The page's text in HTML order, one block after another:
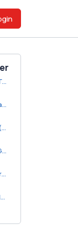
John Hidalgo - Dime Que Te Pasa.mp3
Alexis Y Fido - A Ti Te Encanta.mp3
Antony Caro - Me Canse (Prod. by Taimlezz y Paky Man).mp3
Tony Lenta Ft. Franco El Gorila - Mi Chulita.mp3
Kilate - Mi Cuarentona (Prod. By Jeorgie Milliano).mp3
Reykon El Lider - Disfruta la Vida (Prod. by Teo Cano Y Chez Tom).mp3